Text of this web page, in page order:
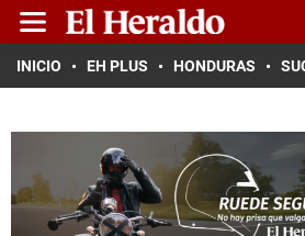
INICIO EH PLUS HONDURAS